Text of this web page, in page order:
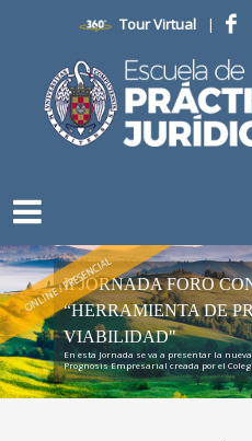
Tour Virtual |
ONLINE / PRESENCIAL
II JORNADA FORO
“HERRAMIENTA DE
VIABILIDAD"
En esta Jornada se va a presentar la
Prognosis Empresarial creada por el